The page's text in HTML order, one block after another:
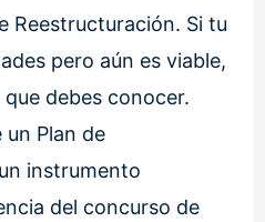
Reestructuración. Si tu
pero aún es viable,
debes conocer.
un Plan de
instrumento
del concurso de